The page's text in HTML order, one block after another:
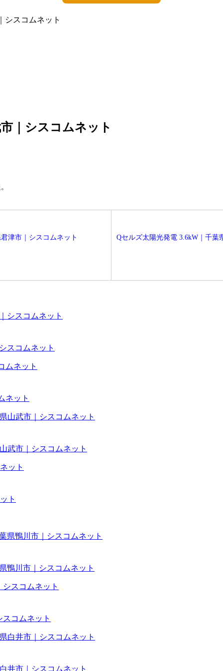
シスコムネット
｜シスコムネット
津市｜シスコムネット Qセルズ太陽光発電 3.6kW｜千葉
スコムネット
ネット
武市｜シスコムネット
ト
鴨川市｜シスコムネット
コムネット
井市｜シスコムネット